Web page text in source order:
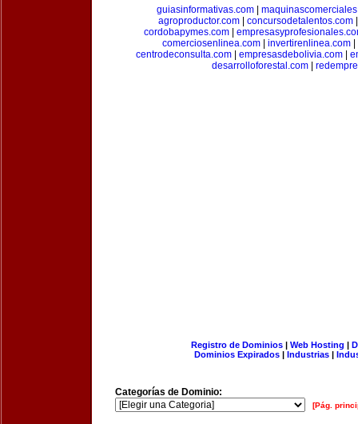
guiasinformativas.com
agroproductor.com
concursodetalentos.com
cordobapymes.com|
comerciosenlinea.com
invertirenlinea.com
centrodeconsulta.com
empresasdebolivia.com
desarrolloforestal.com
Registro de Dominios| Web Hosting |
Dominios Expirados | Industrias |
Categorías de Dominio:
[Pág.